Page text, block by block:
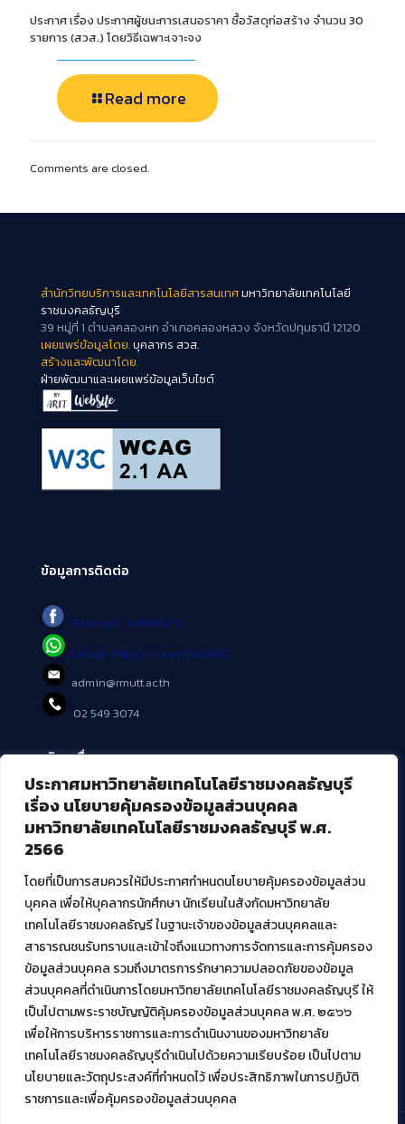
ประกาศมหาวิทยาลัยเทคโนโลยีราชมงคลธัญบุรี
เรื่อง นโยบายคุ้มครองข้อมูลส่วนบุคคล
มหาวิทยาลัยเทคโนโลยีราชมงคลธัญบุรี พ.ศ.
2566
โดยที่เป็นการสมควรให้มีประกาศกำหนดนโยบายคุ้มครองข้อมูลส่วน
บุคคล เพื่อให้บุคลากรนักศึกษา นักเรียนในสังกัดมหาวิทยาลัย
เทคโนโลยีราชมงคลธัญรี ในฐานะเจ้าของข้อมูลส่วนบุคคลและ
สาธารณชนรับทราบและเข้าใจถึงแนวทางการจัดการและการคุ้มครอง
ข้อมูลส่วนบุคคล รวมถึงมาตรการรักษาความปลอดภัยของข้อมูล
ส่วนบุคคลที่ดำเนินการโดยมหาวิทยาลัยเทคโนโลยีราชมงคลธัญบุรี ให้
เป็นไปตามพระราชบัญญัติคุ้มครองข้อมูลส่วนบุคคล พ.ศ. ๒๕๖๖
เพื่อให้การบริหารราชการและการดำเนินงานของมหาวิทยาลัย
เทคโนโลยีราชมงคลธัญบุรีดำเนินไปด้วยความเรียบร้อย เป็นไปตาม
นโยบายและวัตถุประสงค์ที่กำหนดไว้ เพื่อประสิทธิภาพในการปฏิบัติ
ราชการและเพื่อคุ้มครองข้อมูลส่วนบุคคล
ประกาศ เรื่อง ประกาศผู้ชนะการเสนอราคา ซื้อวัสดุก่อสร้าง จำนวน 30
รายการ (สวส.) โดยวิธีเฉพาะเจาะจง
Read more
Comments are closed.
สำนักวิทยบริการและเทคโนโลยีสารสนเทศมหาวิทยาลัยเทคโนโลยี
ราชมงคลธัญบุรี
39 หมู่ที่ 1 ตำบลคลองหก อำเภอคลองหลวง จังหวัดปทุมธานี 12120
เผยแพร่ข้อมูลโดย.บุคลากร สวส.
สร้างและพัฒนาโดย.
ฝ่ายพัฒนาและเผยแพร่ข้อมูลเว็บไซต์
ข้อมูลการติดต่อ
Fanpage : AritRMUTT
Line@ : https://lin.ee/tXe209C
admin@rmutt.ac.th
02 549 3074
บริการอื่นๆ ของ สวส.
ศูนย์สื่อดิจิทัล
ศูนย์นวัตกรรมและความรู้
ศูนย์พัฒนาและบริการนวัตกรรมดิจิทัล
สมัยใหม่ (MoSeC)
งานบริการวิชาการให้กับหน่วยงานภายนอก
โครงการส่งเสริมและพัฒนาผู้ประกอบการ SME โดย. มทร.ธัญบุรี
กิจกรรมการเชื่อมโยงเครือข่ายผู้ให้บริการเครื่องจักรกลทางการ
เกษตร ภายใต้โครงการส่งเสริมการรแปรรูปสินค้าเกษตรระดับชุมชน
กรมส่งเสริมอุตสาหกรรม
โครงการยกระดับเศรษฐกิจและสังคมรายตำบลแบบบูรณาการ (1
ตำบล 1 มหาวิทยาลัย)